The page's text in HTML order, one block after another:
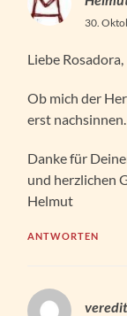
30.
Liebe Rosadora,
Ob mich der
erst
Danke für
und herzlichen
Helmut
ANTWORTEN
veredit